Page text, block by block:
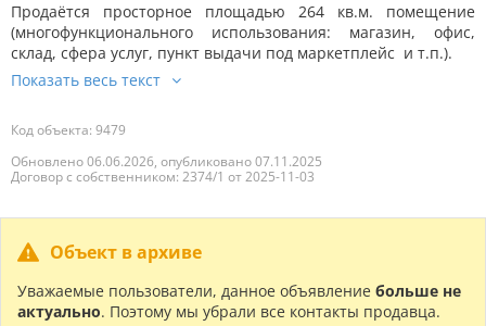
Продаётся просторное площадью 264 кв.м. помещение
(многофункционального использования: магазин, офис,
склад, сфера услуг, пункт выдачи под маркетплейс и т.п.).
Код объекта: 9479
Обновлено 06.06.2026, опубликовано 07.11.2025
Договор с собственником: 2374/1 от 2025-11-03
Объект в архиве
Уважаемые пользователи, данное объявление больше не
актуально. Поэтому мы убрали все контакты продавца.